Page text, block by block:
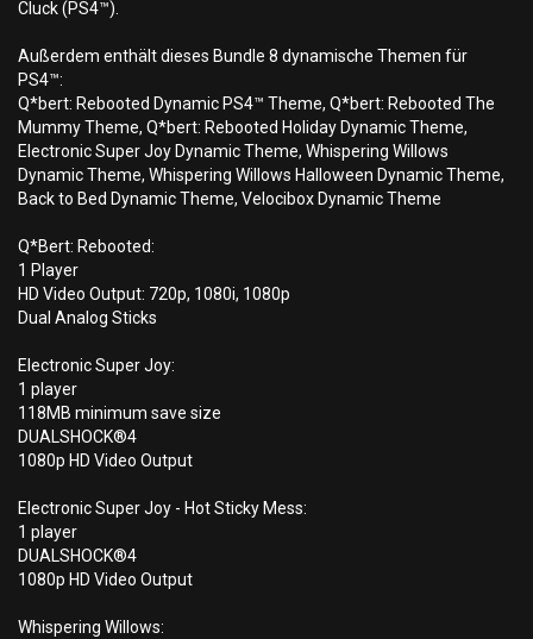
Cluck (PS4™).
Außerdem enthält dieses Bundle 8 dynamische Themen für
PS4™:
Q*bert: Rebooted Dynamic PS4™ Theme, Q*bert: Rebooted The
Mummy Theme, Q*bert: Rebooted Holiday Dynamic Theme,
Electronic Super Joy Dynamic Theme, Whispering Willows
Dynamic Theme, Whispering Willows Halloween Dynamic Theme,
Back to Bed Dynamic Theme, Velocibox Dynamic Theme
Q*Bert: Rebooted:
1 Player
HD Video Output: 720p, 1080i, 1080p
Dual Analog Sticks
Electronic Super Joy:
1 player
118MB minimum save size
DUALSHOCK®4
1080p HD Video Output
Electronic Super Joy - Hot Sticky Mess:
1 player
DUALSHOCK®4
1080p HD Video Output
Whispering Willows: